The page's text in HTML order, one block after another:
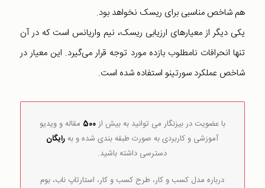
هم شاخص مناسبی برای ریسک نخواهد بود.
یکی دیگر از معیارهای ارزیابی ریسک، نیم واریانس است که در آن
تنها انحرافات نامطلوب بازده مورد توجه قرار می‌گیرد. این معیار در
شاخص عملکرد سورتینو استفاده شده است.
با عضویت در بیزنگار می توانید به بیش از500 مقاله و ویدیو
آموزشی و کاربردی به صورت طبقه بندی شده و بهرایگان
دسترسی داشته باشید.
درباره مدل کسب و کار، طرح کسب و کار، استارتاپ ناب، بوم